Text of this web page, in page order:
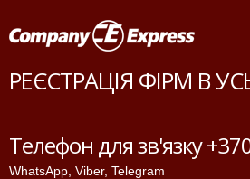
Послуги
РЕЄСТРАЦІЯ ФІРМ В
Телефон для зв'язку
WhatsApp ,Viber,Telegram